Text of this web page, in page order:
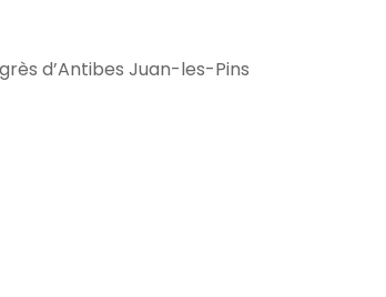
d’Antibes Juan-les-Pins